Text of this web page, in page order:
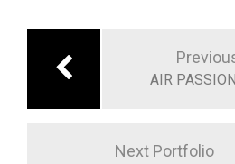
覽
AIR
Next Portfolio